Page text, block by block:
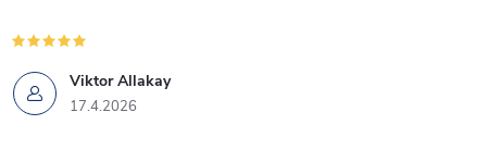
Viktor Allakay
17.4.2026